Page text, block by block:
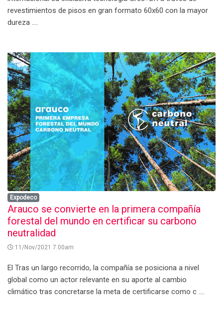
revestimientos de pisos en gran formato 60x60 con la mayor
dureza ....
Expodeco
Arauco se convierte en la primera compañía
forestal del mundo en certificar su carbono
neutralidad
:11/Nov/2021 7:00am
El Tras un largo recorrido, la compañía se posiciona a nivel
global como un actor relevante en su aporte al cambio
climático tras concretarse la meta de certificarse como c ....